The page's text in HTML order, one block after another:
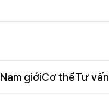
Nam giớiCơ thểTư vấn